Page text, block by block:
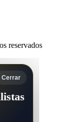
reservados
Cerrar